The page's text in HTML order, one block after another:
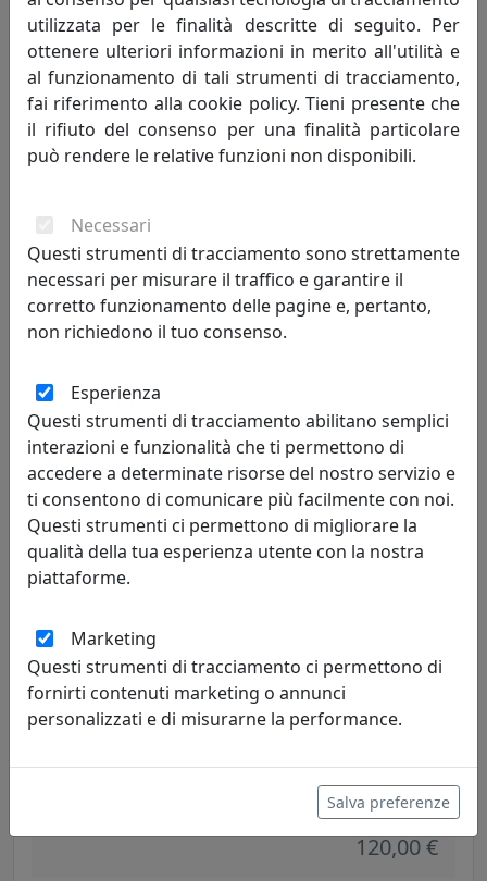
120,00 €
TAVOLINO ARABESCO HABITAT PICCOLO, PIANO ROTONDO,
IPlex
120,00 €
120,00 €
utilizzata per le finalità descritte di seguito. Per
ottenere ulteriori informazioni in merito all'utilità e
al funzionamento di tali strumenti di tracciamento,
fai riferimento alla cookie policy. Tieni presente che
il rifiuto del consenso per una finalità particolare
può rendere le relative funzioni non disponibili.
Necessari
Questi strumenti di tracciamento sono strettamente
necessari per misurare il traffico e garantire il
corretto funzionamento delle pagine e, pertanto,
non richiedono il tuo consenso.
Esperienza
Questi strumenti di tracciamento abilitano semplici
interazioni e funzionalità che ti permettono di
accedere a determinate risorse del nostro servizio e
ti consentono di comunicare più facilmente con noi.
Questi strumenti ci permettono di migliorare la
qualità della tua esperienza utente con la nostra
piattaforme.
Marketing
Questi strumenti di tracciamento ci permettono di
fornirti contenuti marketing o annunci
personalizzati e di misurarne la performance.
Salva preferenze